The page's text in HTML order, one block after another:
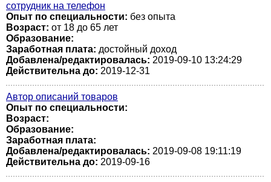
сотрудник на телефон
Опыт по специальности: без опыта
Возраст: от 18 до 65 лет
Образование:
Заработная плата: достойный доход
Добавлена/редактировалась: 2019-09-10 13:24:29
Действительна до: 2019-12-31
Автор описаний товаров
Опыт по специальности:
Возраст:
Образование:
Заработная плата:
Добавлена/редактировалась: 2019-09-08 19:11:19
Действительна до: 2019-09-16